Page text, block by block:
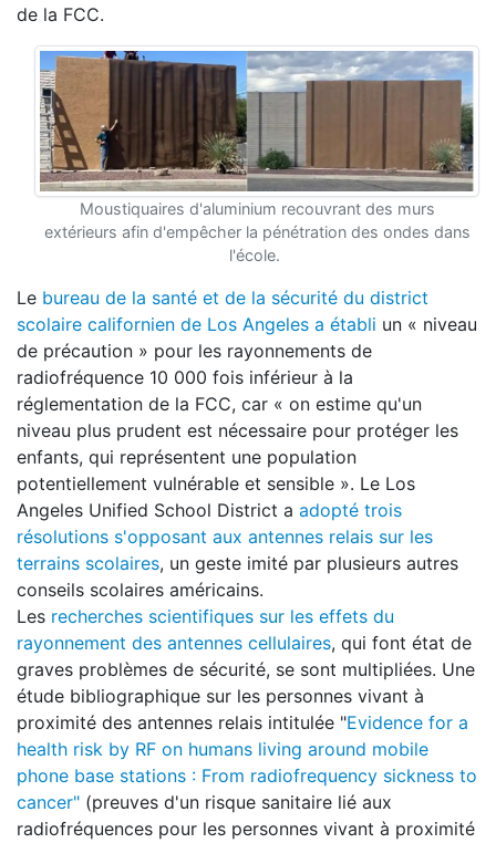
de la FCC.
Moustiquaires d'aluminium recouvrant des murs
extérieurs afin d'empêcher la pénétration des ondes dans
l'école.
Le bureau de la santé et de la sécurité du district
scolaire californien de Los Angeles a établi un « niveau
de précaution » pour les rayonnements de
radiofréquence 10 000 fois inférieur à la
réglementation de la FCC, car « on estime qu'un
niveau plus prudent est nécessaire pour protéger les
enfants, qui représentent une population
potentiellement vulnérable et sensible ». Le Los
Angeles Unified School District a adopté trois
résolutions s'opposant aux antennes relais sur les
terrains scolaires, un geste imité par plusieurs autres
conseils scolaires américains.
Les recherches scientifiques sur les effets du
rayonnement des antennes cellulaires, qui font état de
graves problèmes de sécurité, se sont multipliées. Une
étude bibliographique sur les personnes vivant à
proximité des antennes relais intitulée "Evidence for a
health risk by RF on humans living around mobile
phone base stations : From radiofrequency sickness to
cancer" (preuves d'un risque sanitaire lié aux
radiofréquences pour les personnes vivant à proximité